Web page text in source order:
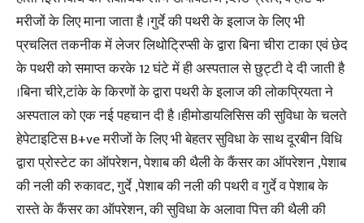
मरीजों के लिए माना जाता है ।गुर्दे की पथरी के इलाज के लिए भी
प्रचलित तकनीक में लेजर लिथोट्रिप्सी के द्वारा बिना चीरा टाका एवं छेद
के पथरी को समाप्त करके 12 घंटे में ही अस्पताल से छुट्टी दे दी जाती है
।बिना चीरे,टांके के किरणों के द्वारा पथरी के इलाज की लोकप्रियता ने
अस्पताल को एक नई पहचान दी है ।हीमोडायलिसिस की सुविधा के चलते
हेपेटाइटिस B+ve मरीजों के लिए भी बेहतर सुविधा के साथ दूरबीन विधि
द्वारा प्रोस्टेट का ऑपरेशन, पेशाब की थैली के कैंसर का ऑपरेशन ,पेशाब
की नली की रुकावट, गुर्दे ,पेशाब की नली की पथरी व गुर्दे व पेशाब के
रास्ते के कैंसर का ऑपरेशन, की सुविधा के अलावा पित्त की थैली की